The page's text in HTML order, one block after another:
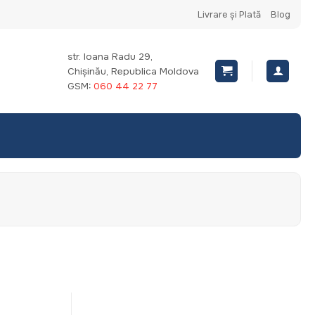
Livrare și Plată Blog
str. Ioana Radu 29,
Chișinău, Republica Moldova
GSM: 060 44 22 77